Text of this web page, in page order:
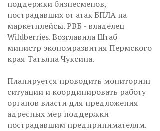
поддержки бизнесменов,
пострадавших от атак БПЛА на
маркетплейсы. РВБ - владелец
Wildberries. Возглавила Штаб
министр экономразвития Пермского
края Татьяна Чуксина.
Планируется проводить мониторинг
ситуации и координировать работу
органов власти для предложения
адресных мер поддержки
пострадавшим предпринимателям.